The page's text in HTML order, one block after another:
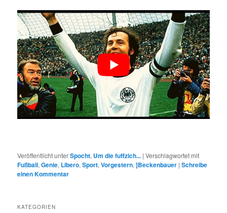
Veröffentlicht unterSpocht, Um die fuffzich... |Verschlagwortet mit
Fußball,Genie, Libero,Sport,Vorgestern,]Beckenbauer |Schreibe
einen Kommentar
KATEGORIEN